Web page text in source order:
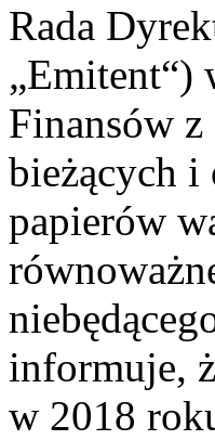
Rada
„Emitent“)
Finansów
bieżących i
papierów
informuje,
w 2018